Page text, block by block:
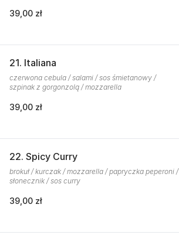
39,00 zł
21. Italiana
czerwona cebula / salami / sos śmietanowy /
szpinak z gorgonzolą / mozzarella
39,00 zł
22. Spicy Curry
brokuł / kurczak / mozzarella / papryczka peperoni /
słonecznik / sos curry
39,00 zł